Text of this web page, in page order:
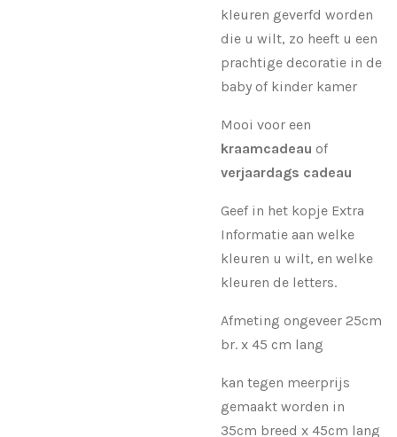
kleuren geverfd worden
die u wilt, zo heeft u een
prachtige decoratie in de
baby of kinder kamer
Mooi voor een
kraamcadeau of
verjaardags cadeau
Geef in het kopje Extra
Informatie aan welke
kleuren u wilt, en welke
kleuren de letters.
Afmeting ongeveer 25cm
br. x 45 cm lang
kan tegen meerprijs
gemaakt worden in
35cm breed x 45cm lang